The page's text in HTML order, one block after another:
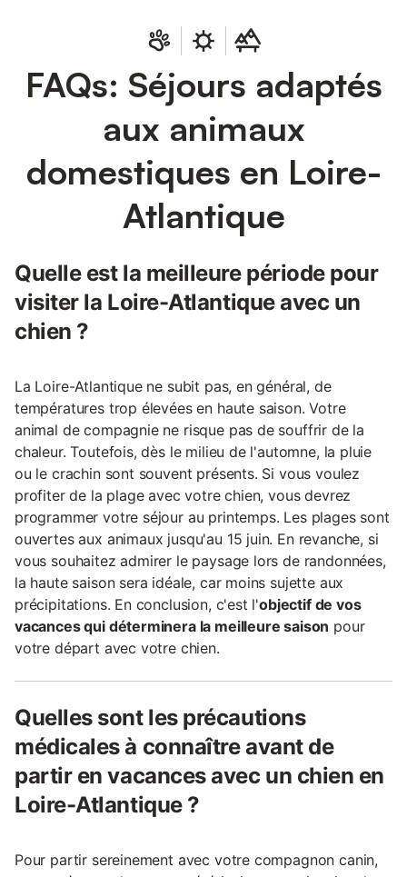
FAQs: Séjours adaptés
aux animaux
domestiques en Loire-
Atlantique
Quelle est la meilleure période pour
visiter la Loire-Atlantique avec un
chien ?
La Loire-Atlantique ne subit pas, en général, de
températures trop élevées en haute saison. Votre
animal de compagnie ne risque pas de souffrir de la
chaleur. Toutefois, dès le milieu de l'automne, la pluie
ou le crachin sont souvent présents. Si vous voulez
profiter de la plage avec votre chien, vous devrez
programmer votre séjour au printemps. Les plages sont
ouvertes aux animaux jusqu'au 15 juin. En revanche, si
vous souhaitez admirer le paysage lors de randonnées,
la haute saison sera idéale, car moins sujette aux
précipitations. En conclusion, c'est l'objectif de vos
vacances qui déterminera la meilleure saison pour
votre départ avec votre chien.
Quelles sont les précautions
médicales à connaître avant de
partir en vacances avec un chien en
Loire-Atlantique ?
Pour partir sereinement avec votre compagnon canin,